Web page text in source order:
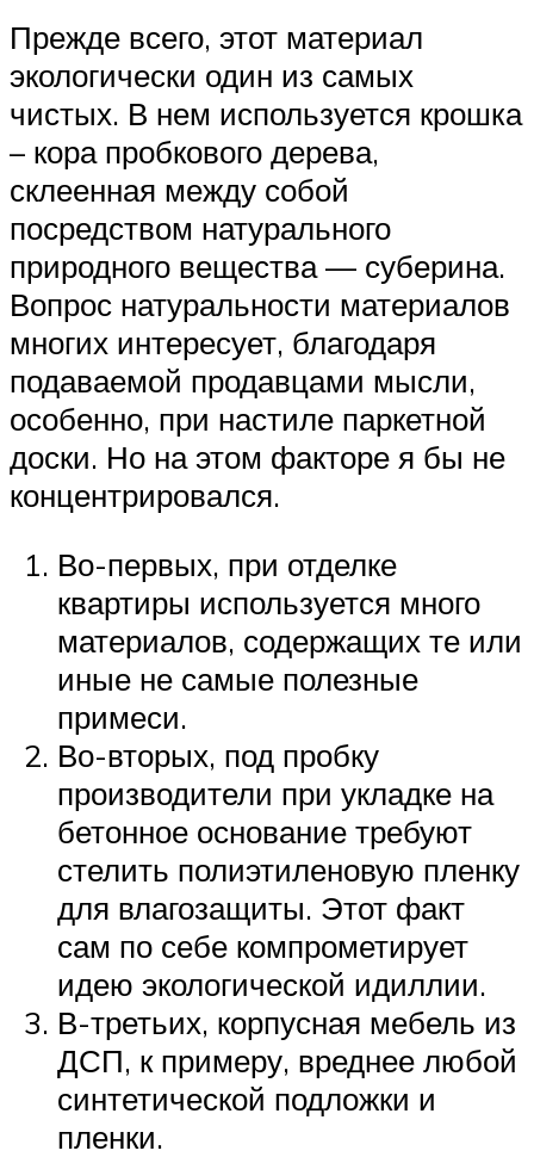
Прежде всего, этот материал
экологически один из самых
чистых. В нем используется крошка
– кора пробкового дерева,
склеенная между собой
посредством натурального
природного вещества — суберина.
Вопрос натуральности материалов
многих интересует, благодаря
подаваемой продавцами мысли,
особенно, при настиле паркетной
доски. Но на этом факторе я бы не
концентрировался.
Во-первых, при отделке
квартиры используется много
материалов, содержащих те или
иные не самые полезные
примеси.
Во-вторых, под пробку
производители при укладке на
бетонное основание требуют
стелить полиэтиленовую пленку
для влагозащиты. Этот факт
сам по себе компрометирует
идею экологической идиллии.
В-третьих, корпусная мебель из
ДСП, к примеру, вреднее любой
синтетической подложки и
пленки.